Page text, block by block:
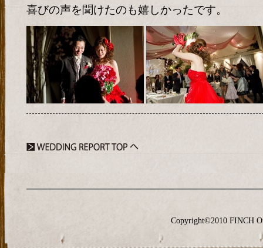
喜びの声を聞けたのも嬉しかったです。
Copyright©2010 FINCH